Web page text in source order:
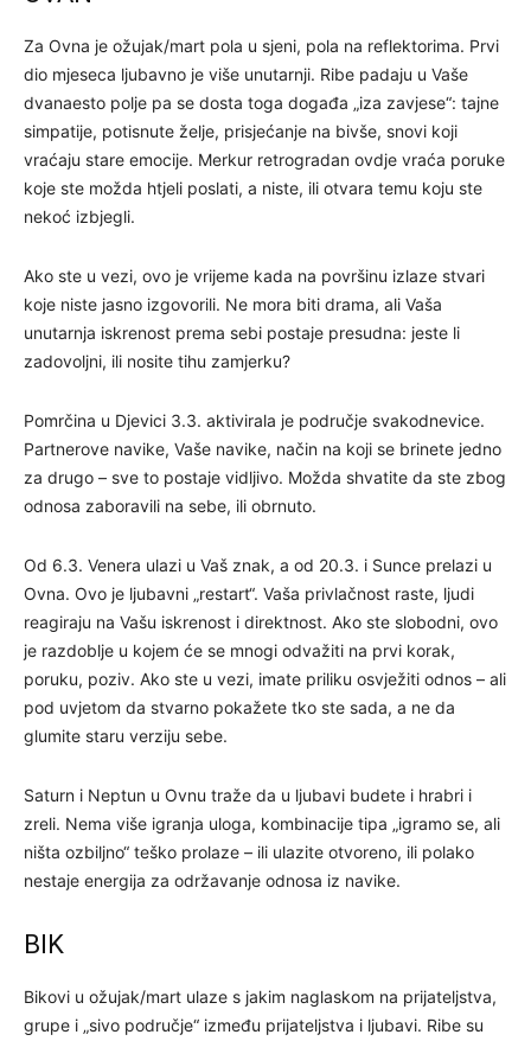
Za Ovna je ožujak/mart pola u sjeni, pola na reflektorima. Prvi
dio mjeseca ljubavno je više unutarnji. Ribe padaju u Vaše
dvanaesto polje pa se dosta toga događa „iza zavjese“: tajne
simpatije, potisnute želje, prisjećanje na bivše, snovi koji
vraćaju stare emocije. Merkur retrogradan ovdje vraća poruke
koje ste možda htjeli poslati, a niste, ili otvara temu koju ste
nekoć izbjegli.
Ako ste u vezi, ovo je vrijeme kada na površinu izlaze stvari
koje niste jasno izgovorili. Ne mora biti drama, ali Vaša
unutarnja iskrenost prema sebi postaje presudna: jeste li
zadovoljni, ili nosite tihu zamjerku?
Pomrčina u Djevici 3.3. aktivirala je područje svakodnevice.
Partnerove navike, Vaše navike, način na koji se brinete jedno
za drugo – sve to postaje vidljivo. Možda shvatite da ste zbog
odnosa zaboravili na sebe, ili obrnuto.
Od 6.3. Venera ulazi u Vaš znak, a od 20.3. i Sunce prelazi u
Ovna. Ovo je ljubavni „restart“. Vaša privlačnost raste, ljudi
reagiraju na Vašu iskrenost i direktnost. Ako ste slobodni, ovo
je razdoblje u kojem će se mnogi odvažiti na prvi korak,
poruku, poziv. Ako ste u vezi, imate priliku osvježiti odnos – ali
pod uvjetom da stvarno pokažete tko ste sada, a ne da
glumite staru verziju sebe.
Saturn i Neptun u Ovnu traže da u ljubavi budete i hrabri i
zreli. Nema više igranja uloga, kombinacije tipa „igramo se, ali
ništa ozbiljno“ teško prolaze – ili ulazite otvoreno, ili polako
nestaje energija za održavanje odnosa iz navike.
BIK
Bikovi u ožujak/mart ulaze s jakim naglaskom na prijateljstva,
grupe i „sivo područje“ između prijateljstva i ljubavi. Ribe su